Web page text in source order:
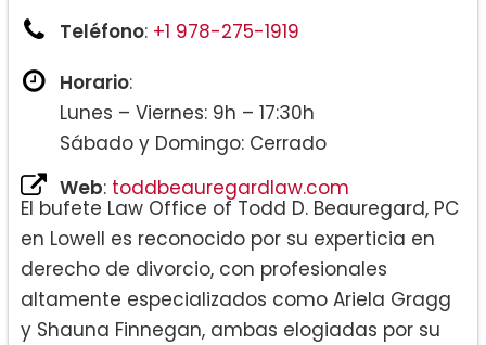
Teléfono: +1 978-275-1919
Horario:
Lunes – Viernes: 9h – 17:30h
Sábado y Domingo: Cerrado
Web: toddbeauregardlaw.com
El bufete Law Office of Todd D. Beauregard, PC
en Lowell es reconocido por su experticia en
derecho de divorcio, con profesionales
altamente especializados como Ariela Gragg
y Shauna Finnegan, ambas elogiadas por su